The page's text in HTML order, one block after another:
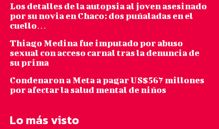
Los detalles de la autopsia al joven asesinado
por su novia en Chaco: dos puñaladas en el
cuello…
Thiago Medina fue imputado por abuso
sexual con acceso carnal tras la denuncia de
su prima
Condenaron a Meta a pagar US$567 millones
por afectar la salud mental de niños
Lo más visto